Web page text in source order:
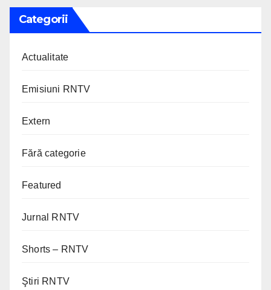
Categorii
Actualitate
Emisiuni RNTV
Extern
Fără categorie
Featured
Jurnal RNTV
Shorts – RNTV
Ştiri RNTV